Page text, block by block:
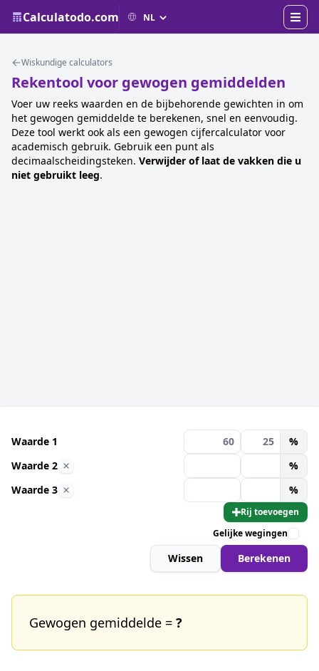
Calculatodo.com
Wiskundige calculators
Rekentool voor gewogen gemiddelden
Voer uw reeks waarden en de bijbehorende gewichten in om
het gewogen gemiddelde te berekenen, snel en eenvoudig.
Deze tool werkt ook als een gewogen cijfercalculator voor
academisch gebruik. Gebruik een punt als
decimaalscheidingsteken. Verwijder of laat de vakken die u
niet gebruikt leeg.
Waarde 1
%
Waarde 2
%
Waarde 3
%
Rij toevoegen
Gelijke wegingen
Wissen Berekenen
Gewogen gemiddelde = ?